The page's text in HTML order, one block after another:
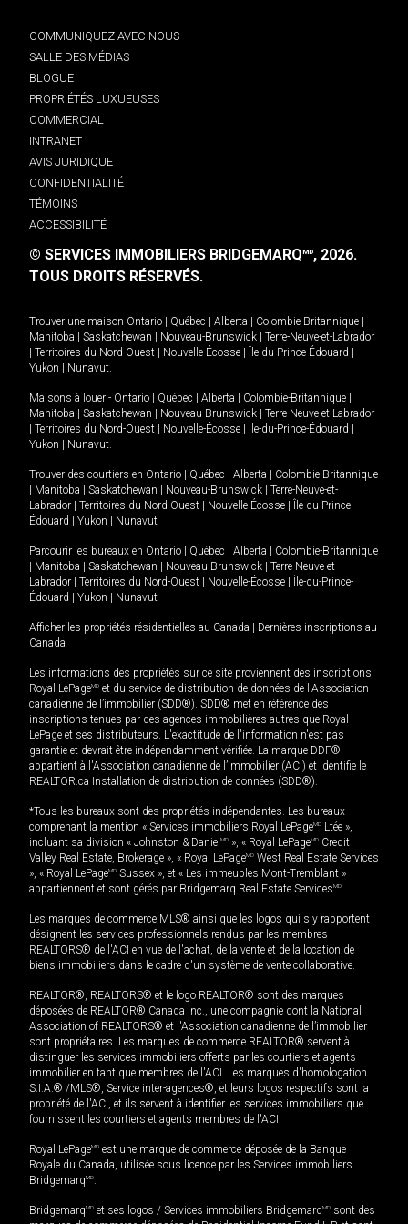
COMMUNIQUEZ AVEC NOUS
SALLE DES MÉDIAS
BLOGUE
PROPRIÉTÉS LUXUEUSES
COMMERCIAL
INTRANET
AVIS JURIDIQUE
CONFIDENTIALITÉ
TÉMOINS
ACCESSIBILITÉ
© SERVICES IMMOBILIERS BRIDGEMARQMD, 2026.
TOUS DROITS RÉSERVÉS.
Trouver une maison Ontario Québec Alberta Colombie-Britannique
Manitoba
Saskatchewan Nouveau-Brunswick
Terre-Neuve-et-Labrador
Territoires du Nord-Ouest Nouvelle-Écosse Île-du-Prince-Édouard
Yukon
Nunavut.
Maisons à louer - Ontario Québec Alberta Colombie-Britannique
Manitoba
Saskatchewan Nouveau-Brunswick
Terre-Neuve-et-Labrador
Territoires du Nord-Ouest Nouvelle-Écosse Île-du-Prince-Édouard
Yukon
Nunavut.
Trouver des courtiers en Ontario Québec Alberta
Colombie-Britannique
Manitoba Saskatchewan Nouveau-Brunswick
Terre-Neuve-et-
Labrador
Territoires du Nord-Ouest Nouvelle-Écosse
Île-du-Prince-
Édouard
Yukon Nunavut
Parcourir les bureaux en Ontario Québec Alberta
Colombie-Britannique
Manitoba Saskatchewan Nouveau-Brunswick
Terre-Neuve-et-
Labrador
Territoires du Nord-Ouest Nouvelle-Écosse
Île-du-Prince-
Édouard
Yukon Nunavut
Afficher les propriétés résidentielles au Canada
Dernières inscriptions au
Canada
Les informations des propriétés sur ce site proviennent des inscriptions
Royal LePageMD et du service de distribution de données de l'Association
canadienne de l’immobilier (SDD®). SDD® met en référence des
inscriptions tenues par des agences immobilières autres que Royal
LePage et ses distributeurs. L'exactitude de l'information n'est pas
garantie et devrait être indépendamment vérifiée. La marque DDF®
appartient à l'Association canadienne de l’immobilier (ACI) et identifie le
REALTOR.ca Installation de distribution de données (SDD®).
*Tous les bureaux sont des propriétés indépendantes. Les bureaux
comprenant la mention « Services immobiliers Royal LePageMD Ltée »,
incluant sa division « Johnston & Daniel MD », « Royal LePageMD Credit
Valley Real Estate, Brokerage », « Royal LePageMD West Real Estate Services
», « Royal LePageMD Sussex », et « Les immeubles Mont-Tremblant »
appartiennent et sont gérés par Bridgemarq Real Estate ServicesMD.
Les marques de commerce MLS® ainsi que les logos qui s'y rapportent
désignent les services professionnels rendus par les membres
REALTORS® de l'ACI en vue de l'achat, de la vente et de la location de
biens immobiliers dans le cadre d'un système de vente collaborative.
REALTOR®, REALTORS® et le logo REALTOR® sont des marques
déposées de REALTOR® Canada Inc., une compagnie dont la National
Association of REALTORS® et l'Association canadienne de l’immobilier
sont propriétaires. Les marques de commerce REALTOR® servent à
distinguer les services immobiliers offerts par les courtiers et agents
immobilier en tant que membres de l'ACI. Les marques d'homologation
S.I.A.® /MLS®, Service inter-agences®, et leurs logos respectifs sont la
propriété de l'ACI, et ils servent à identifier les services immobiliers que
fournissent les courtiers et agents membres de l'ACI.
Royal LePageMD est une marque de commerce déposée de la Banque
Royale du Canada, utilisée sous licence par les Services immobiliers
BridgemarqMD.
BridgemarqMD et ses logos / Services immobiliers BridgemarqMD sont des